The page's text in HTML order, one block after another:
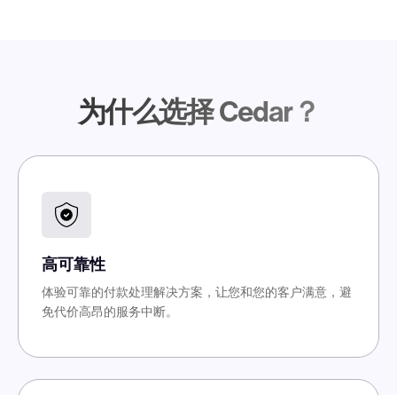
为什么选择 Cedar？
高可靠性
体验可靠的付款处理解决方案，让您和您的客户满意，避
免代价高昂的服务中断。